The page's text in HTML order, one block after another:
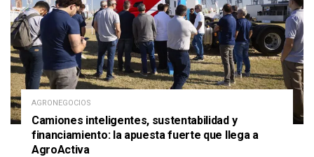
AGRONEGOCIOS
Camiones inteligentes, sustentabilidad y
financiamiento: la apuesta fuerte que llega a
AgroActiva